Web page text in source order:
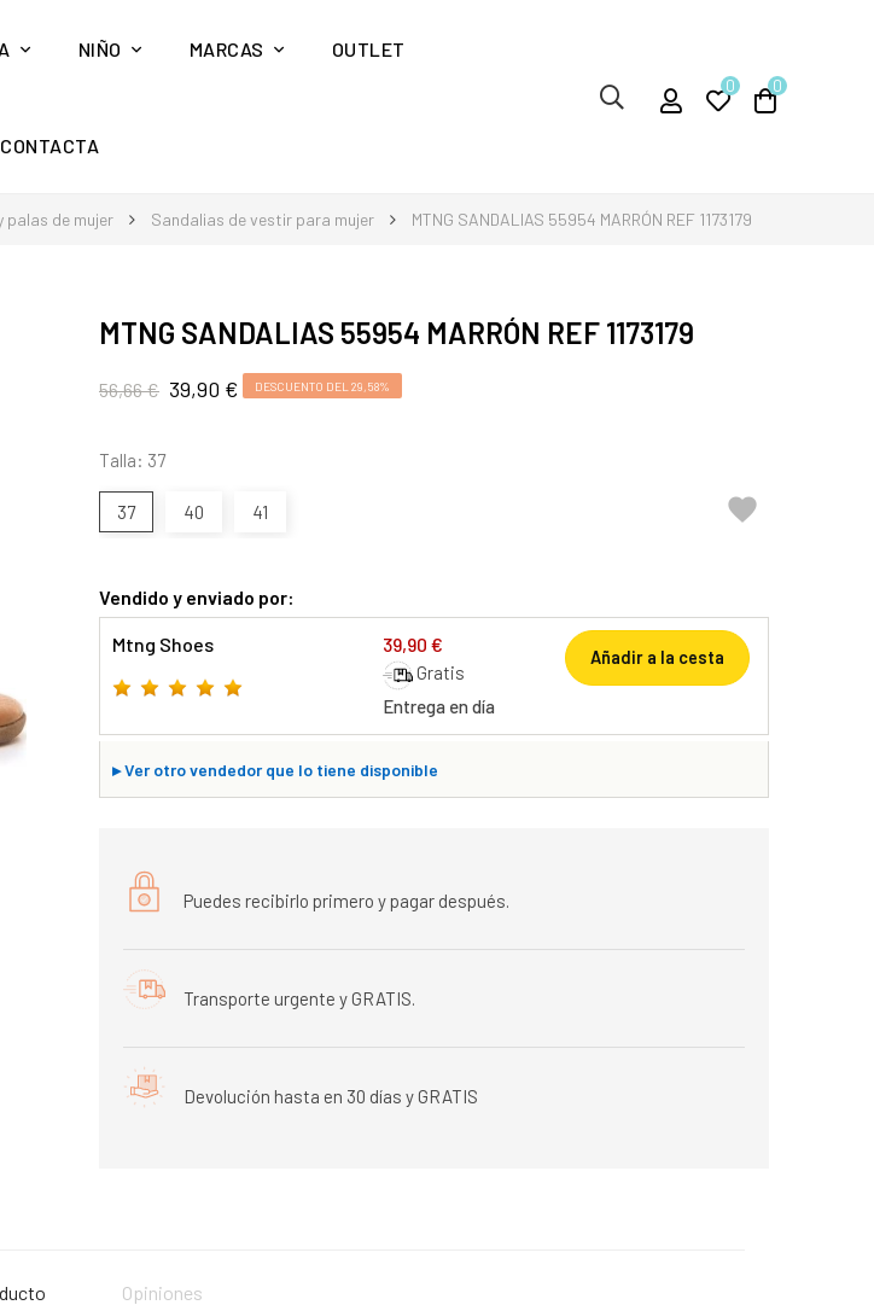
NIÑO MARCAS OUTLET
CONTACTA
0 0
palas de mujer Sandalias de vestir para mujer MTNG SANDALIAS 55954 MARRÓN REF 1173179
MTNG SANDALIAS 55954 MARRÓN REF 1173179
56,66 € 39,90 € DESCUENTO DEL 29,58%
Talla: 37
37 40 41 
Vendido y enviado por:
Mtng Shoes 39,90 €
Gratis
Entrega en día
Añadir a la cesta
▸Ver otro vendedor que lo tiene disponible
Puedes recibirlo primero y pagar después.
Transporte urgente y GRATIS.
Devolución hasta en 30 días y GRATIS
Opiniones